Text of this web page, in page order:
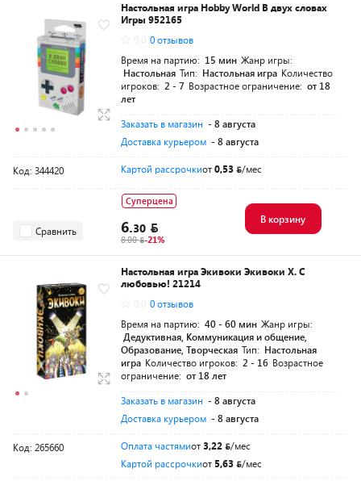
Настольная игра Hobby World В двух словах
Игры 952165
0 отзывов
Время на партию: 15 мин Жанр игры:
Настольная Тип: Настольная игра Количество
игроков: 2 - 7 Возрастное ограничение: от 18
лет
Заказать в магазин - 8 августа
Доставка курьером - 8 августа
Код: 344420 Картой рассрочкиот0,53 /мес
Сравнить
Суперцена
6.30
8.00 -21%
В корзину
Настольная игра Экивоки Экивоки Х. С
любовью! 21214
0 отзывов
Время на партию: 40 - 60 мин Жанр игры:
Дедуктивная, Коммуникация и общение,
Образование, Творческая Тип: Настольная
игра Количество игроков: 2 - 16 Возрастное
ограничение: от 18 лет
Заказать в магазин - 8 августа
Доставка курьером - 8 августа
Код: 265660 Оплата частямиот3,22
/мес
Картой рассрочкиот 5,63 /мес